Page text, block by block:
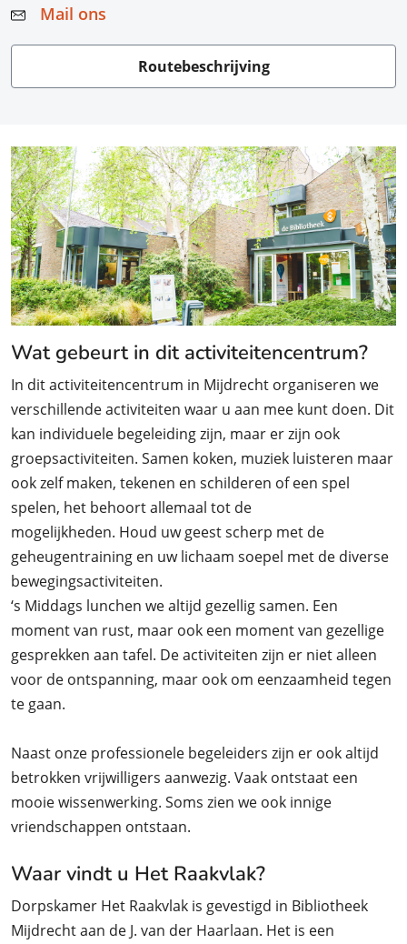
Mail ons
Routebeschrijving
Wat gebeurt in dit activiteitencentrum?
In dit activiteitencentrum in Mijdrecht organiseren we
verschillende activiteiten waar u aan mee kunt doen. Dit
kan individuele begeleiding zijn, maar er zijn ook
groepsactiviteiten. Samen koken, muziek luisteren maar
ook zelf maken, tekenen en schilderen of een spel
spelen, het behoort allemaal tot de
mogelijkheden. Houd uw geest scherp met de
geheugentraining en uw lichaam soepel met de diverse
bewegingsactiviteiten.
‘s Middags lunchen we altijd gezellig samen. Een
moment van rust, maar ook een moment van gezellige
gesprekken aan tafel. De activiteiten zijn er niet alleen
voor de ontspanning, maar ook om eenzaamheid tegen
te gaan.
Naast onze professionele begeleiders zijn er ook altijd
betrokken vrijwilligers aanwezig. Vaak ontstaat een
mooie wissenwerking. Soms zien we ook innige
vriendschappen ontstaan.
Waar vindt u Het Raakvlak?
Dorpskamer Het Raakvlak is gevestigd in Bibliotheek
Mijdrecht aan de J. van der Haarlaan. Het is een